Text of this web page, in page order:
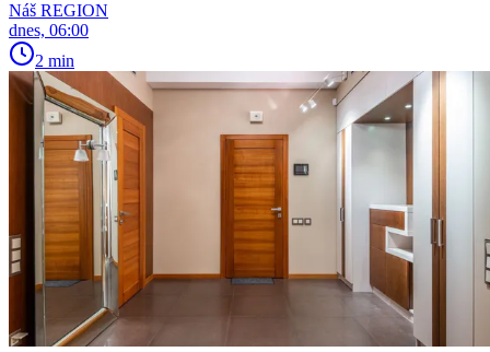
Náš REGION
dnes, 06:00
2 min